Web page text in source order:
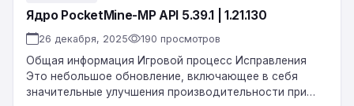
Ядро PocketMine-MP API 5.39.1 | 1.21.130
26 декабря, 2025 190 просмотров
Общая информация Игровой процесс Исправления
Это небольшое обновление, включающее в себя
значительные улучшения производительности при